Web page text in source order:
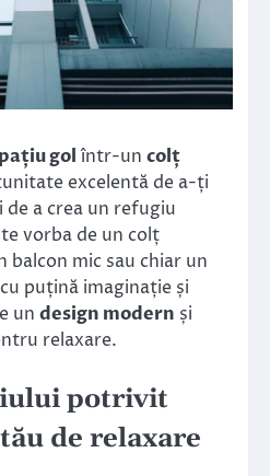
golîntr-un colț
excelentă de a-ți
de a crea un refugiu
vorba de un colț
mic sau chiar un
puțină imaginație și
un design modern și
relaxare.
potrivit
de relaxare